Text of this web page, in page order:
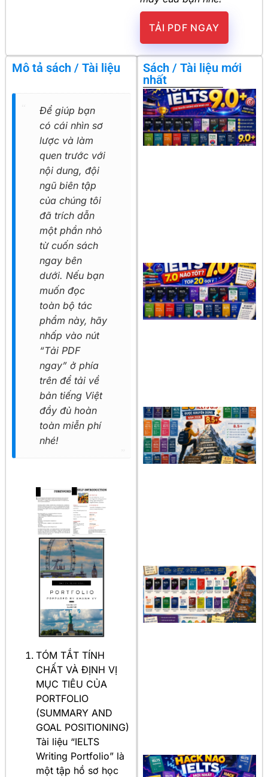
TẢI PDF NGAY
Mô tả sách / Tài liệu
Để giúp bạn
có cái nhìn sơ
lược và làm
quen trước với
nội dung, đội
ngũ biên tập
của chúng tôi
đã trích dẫn
một phần nhỏ
từ cuốn sách
ngay bên
dưới. Nếu bạn
muốn đọc
toàn bộ tác
phẩm này, hãy
nhấp vào nút
“Tải PDF
ngay” ở phía
trên để tải về
bản tiếng Việt
đầy đủ hoàn
toàn miễn phí
nhé!
TÓM TẮT TÍNH
CHẤT VÀ ĐỊNH VỊ
MỤC TIÊU CỦA
PORTFOLIO
(SUMMARY AND
GOAL POSITIONING)
Tài liệu “IELTS
Writing Portfolio” là
một tập hồ sơ học
Sách / Tài liệu mới
nhất